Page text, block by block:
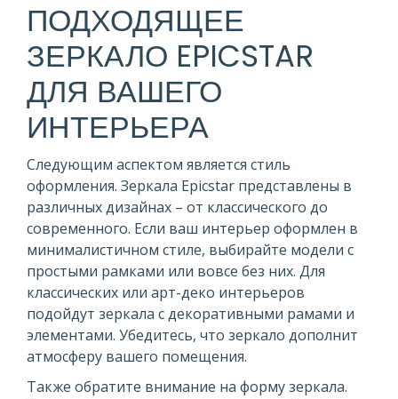
ПОДХОДЯЩЕЕ
ЗЕРКАЛО EPICSTAR
ДЛЯ ВАШЕГО
ИНТЕРЬЕРА
Следующим аспектом является стиль
оформления. Зеркала Epicstar представлены в
различных дизайнах – от классического до
современного. Если ваш интерьер оформлен в
минималистичном стиле, выбирайте модели с
простыми рамками или вовсе без них. Для
классических или арт-деко интерьеров
подойдут зеркала с декоративными рамами и
элементами. Убедитесь, что зеркало дополнит
атмосферу вашего помещения.
Также обратите внимание на форму зеркала.